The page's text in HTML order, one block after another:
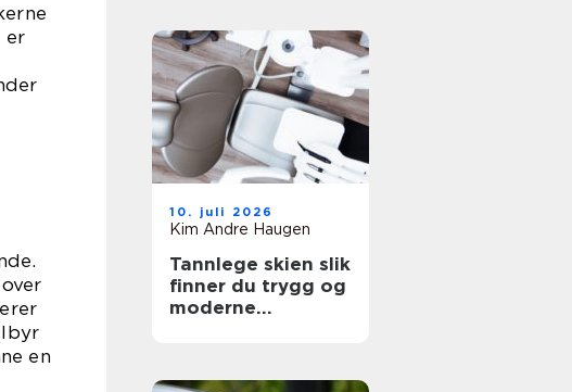
er
en
10. juli 2026
Kim Andre Haugen
Tannlege skien slik
finner du trygg og
moderne